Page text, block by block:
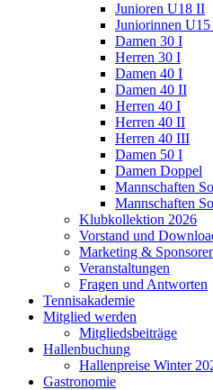
Junioren U18 II
Juniorinnen
Damen 30 I
Herren 30 I
Damen 40 I
Damen 40 II
Herren 40 I
Herren 40 II
Herren 40 III
Damen 50 I
Damen Doppel
Mannschaften
Mannschaften
Klubkollektion 2026
Vorstand und
Marketing &
Veranstaltungen
Fragen und Antworten
Tennisakademie
Mitglied werden
Mitgliedsbeiträge
Hallenbuchung
Hallenpreise Winter
Gastronomie